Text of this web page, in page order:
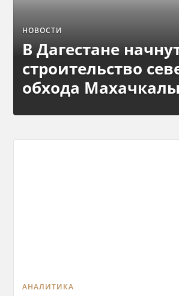
НОВОСТИ
В Дагестане
строительство
обхода Махачкалы
АНАЛИТИКА